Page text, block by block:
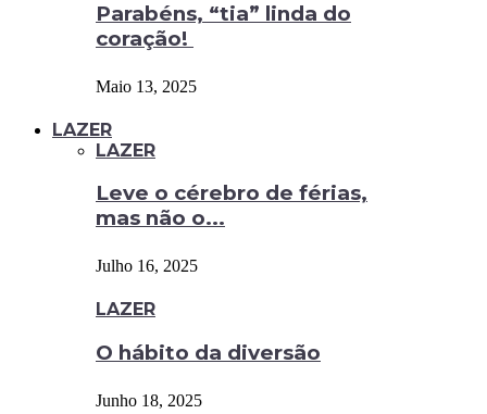
Parabéns, “tia” linda do
coração!
Maio 13, 2025
LAZER
LAZER
Leve o cérebro de férias,
mas não o...
Julho 16, 2025
LAZER
O hábito da diversão
Junho 18, 2025